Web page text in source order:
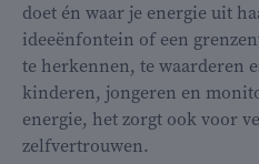
doet én waar je energie uit
ideeënfontein of een
te herkennen, te waarderen
kinderen, jongeren en
energie, het zorgt ook voor
zelfvertrouwen.